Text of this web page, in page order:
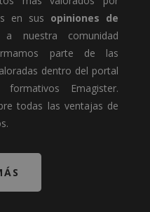
en sus opiniones de
nuestra comunidad
parte de las
dentro del portal
Emagister.
todas las ventajas de